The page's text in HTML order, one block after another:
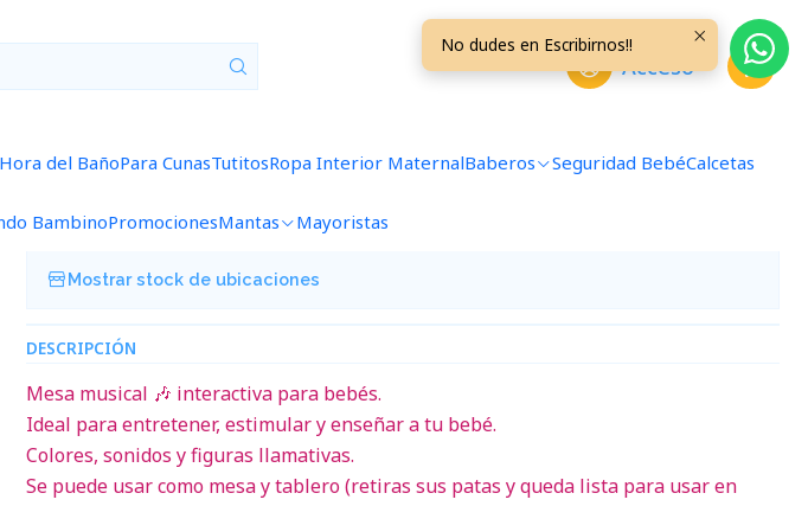
Acceso
Hora del BañoPara CunasTutitosRopa Interior MaternalBaberos Seguridad BebéCalcetas
BambinoPromocionesMantas Mayoristas
Mostrar stock de ubicaciones
DESCRIPCIÓN
Mesa musical 🎶 interactiva para bebés.
Ideal para entretener, estimular y enseñar a tu bebé.
Colores, sonidos y figuras llamativas.
Se puede usar como mesa y tablero (retiras sus patas y queda lista para usar en
No dudes en Escribirnos!!